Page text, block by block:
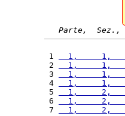
Parte,  Sez.,
1
1,     1,
2
1,     1,
3
1,     1,
4
1,     1,
5
1,     2,
6
1,     2,
7
1,     2,